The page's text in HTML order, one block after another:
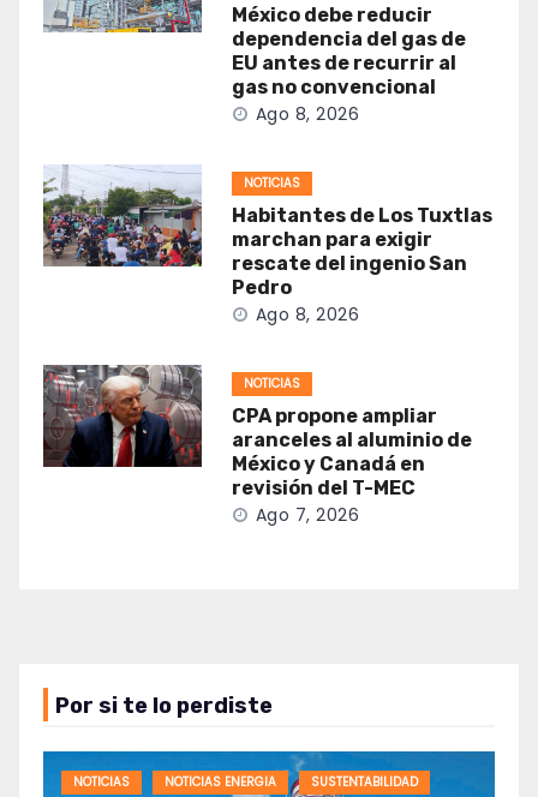
México debe reducir
dependencia del gas de
EU antes de recurrir al
gas no convencional
Ago 8, 2026
NOTICIAS
Habitantes de Los Tuxtlas
marchan para exigir
rescate del ingenio San
Pedro
Ago 8, 2026
NOTICIAS
CPA propone ampliar
aranceles al aluminio de
México y Canadá en
revisión del T-MEC
Ago 7, 2026
Por si te lo perdiste
NOTICIAS NOTICIAS ENERGIA SUSTENTABILIDAD